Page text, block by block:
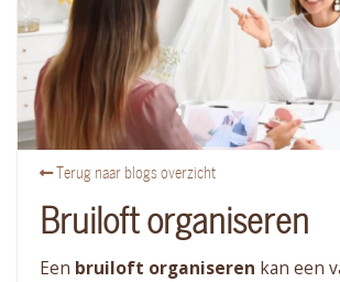
Terug naar blogs overzicht
Bruiloft organiseren
Een bruiloft organiseren kan een